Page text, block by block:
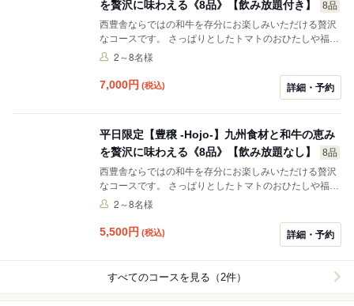
を贅沢に味わえる《8品》【飲み放題付き】
8品
西豊舎ならではの和牛を存分にお楽しみいただける贅沢
なコースです。 さっぱりとしたトマトのおひたしや福岡
ならではのごま鯖をはじめとし、自慢の牛すじ大根煮込
まで九州食材をお楽しみください。 ※地震の影響に伴
い、食材の仕入れや物流への影響が発生しております。
だく場合がございます。
2～8名様
7,000円 (税込) 詳細・予約
平日限定【豊穣 -Hojo-】九州食材と和牛の恵み
を贅沢に味わえる《8品》【飲み放題なし】
8品
西豊舎ならではの和牛を存分にお楽しみいただける贅沢
なコースです。 さっぱりとしたトマトのおひたしや福岡
ならではのごま鯖をはじめとし、自慢の牛すじ大根煮込
まで九州食材をお楽しみください。 ※地震の影響に伴
い、食材の仕入れや物流への影響が発生しております。
または別の食材による代替メニューにて対応させていた
だく場合がございます。
2～8名様
5,500円 (税込) 詳細・予約
すべてのコースを見る（2件）